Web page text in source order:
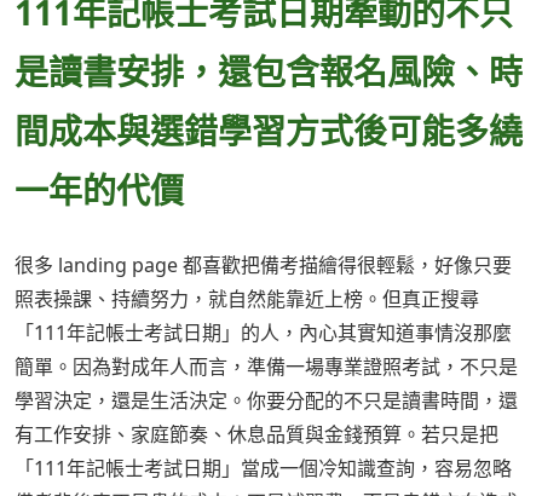
111年記帳士考試日期牽動的不只
是讀書安排，還包含報名風險、時
間成本與選錯學習方式後可能多繞
一年的代價
很多 landing page 都喜歡把備考描繪得很輕鬆，好像只要
照表操課、持續努力，就自然能靠近上榜。但真正搜尋
「111年記帳士考試日期」的人，內心其實知道事情沒那麼
簡單。因為對成年人而言，準備一場專業證照考試，不只是
學習決定，還是生活決定。你要分配的不只是讀書時間，還
有工作安排、家庭節奏、休息品質與金錢預算。若只是把
「111年記帳士考試日期」當成一個冷知識查詢，容易忽略